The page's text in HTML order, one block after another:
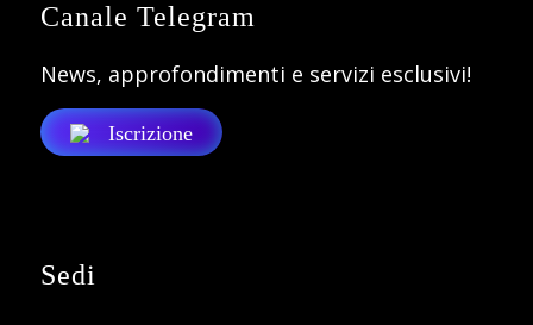
Canale Telegram
News, approfondimenti e servizi esclusivi!
Iscrizione
Sedi